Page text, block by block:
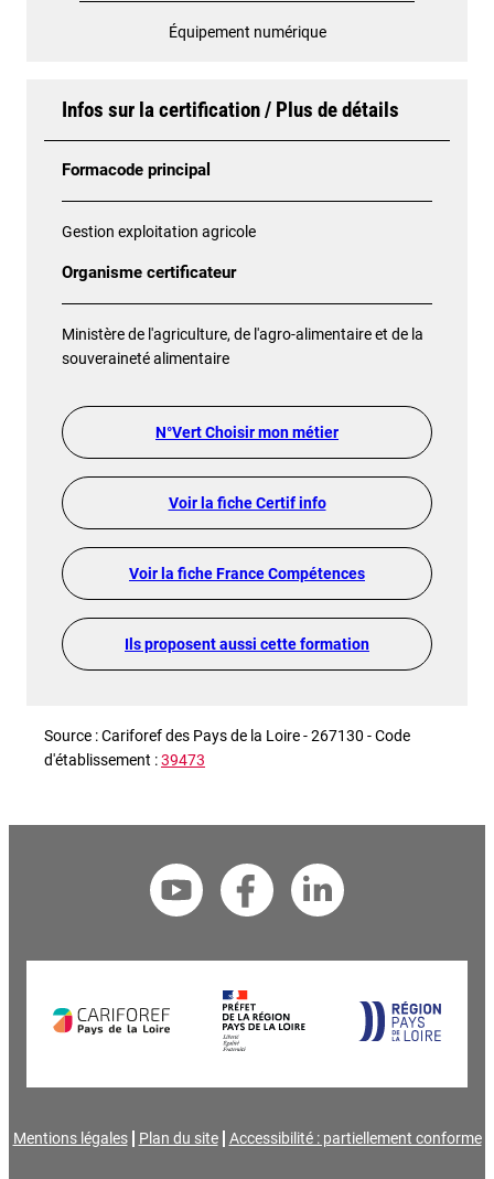
Équipement numérique
Infos sur la certification / Plus de détails
Formacode principal
Gestion exploitation agricole
Organisme certificateur
Ministère de l'agriculture, de l'agro-alimentaire et de la
souveraineté alimentaire
N°Vert Choisir mon métier
Voir la fiche Certif info
Voir la fiche France Compétences
Ils proposent aussi cette formation
Source : Cariforef des Pays de la Loire - 267130 - Code
d'établissement :39473
Mentions légales Plan du site Accessibilité : partiellement conforme